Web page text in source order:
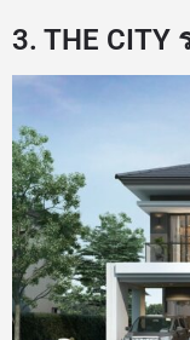
3. THE CITY